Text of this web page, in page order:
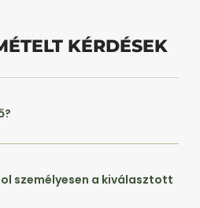
KÉRDÉSEK
személyesen a kiválasztott